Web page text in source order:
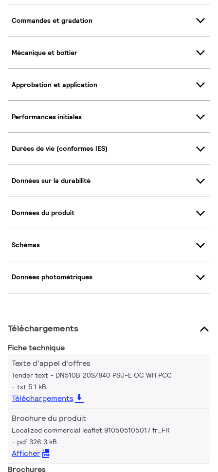
Commandes et gradation
Mécanique et boîtier
Approbation et application
Performances initiales
Durées de vie (conformes IES)
Données sur la durabilité
Données du produit
Schémas
Données photométriques
Téléchargements
Fiche technique
Texte d’appel d’offres
Tender text - DN510B 20S/840 PSU-E OC WH PCC
txt 5.1 kB
Téléchargements
Brochure du produit
Localized commercial leaflet 910505105017 fr_FR
pdf 326.3 kB
Afficher
Brochures